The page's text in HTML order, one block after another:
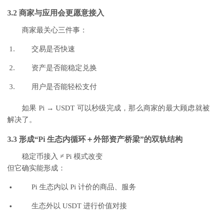
3.2 商家与应用会更愿意接入
商家最关心三件事：
交易是否快速
资产是否能稳定兑换
用户是否能轻松支付
如果 Pi → USDT 可以秒级完成，那么商家的最大顾虑就被
解决了。
3.3 形成“Pi 生态内循环＋外部资产桥梁”的双轨结构
稳定币接入 ≠ Pi 模式改变
但它确实能形成：
Pi 生态内以 Pi 计价的商品、服务
生态外以 USDT 进行价值对接